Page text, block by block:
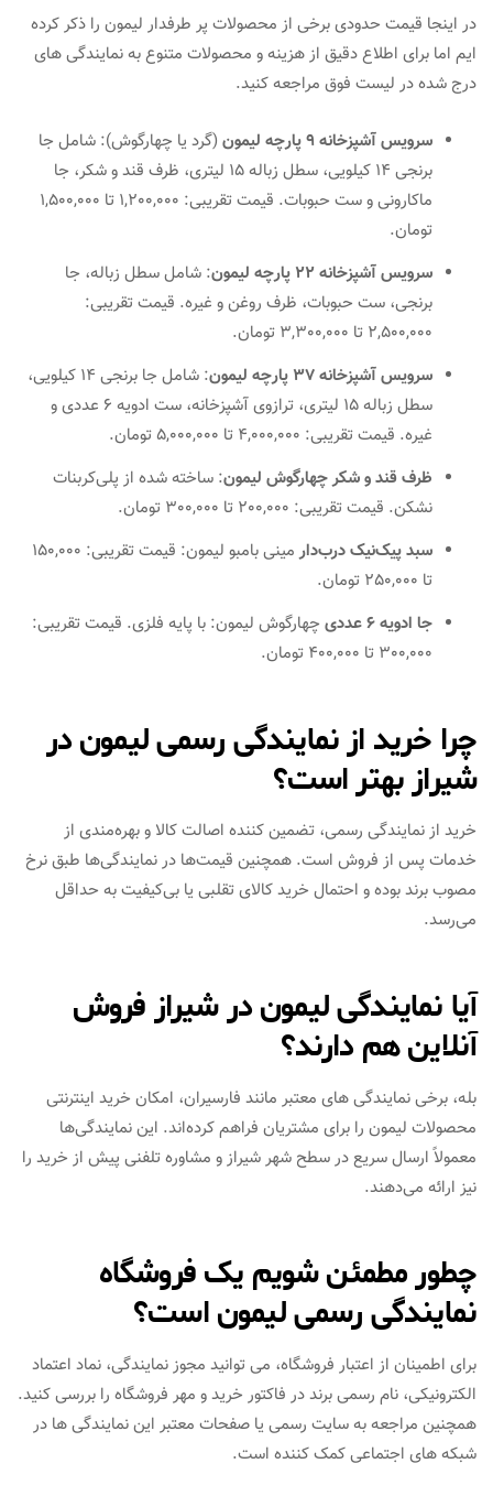
در اینجا قیمت حدودی برخی از محصولات پر طرفدار لیمون را ذکر کرده
ایم اما برای اطلاع دقیق از هزینه و محصولات متنوع به نمایندگی های
درج شده در لیست فوق مراجعه کنید.
سرویس آشپزخانه 9 پارچه لیمون
(گرد یا چهارگوش): شامل جا
برنجی 14 کیلویی، سطل زباله 15 لیتری، ظرف قند و شکر، جا
ماکارونی و ست حبوبات. قیمت تقریبی: 1,200,000 تا 1,500,000
تومان.
سرویس آشپزخانه 22 پارچه لیمون
: شامل سطل زباله، جا
برنجی، ست حبوبات، ظرف روغن و غیره. قیمت تقریبی:
2,500,000 تا 3,300,000 تومان.
سرویس آشپزخانه 37 پارچه لیمون
: شامل جا برنجی 14 کیلویی،
سطل زباله 15 لیتری، ترازوی آشپزخانه، ست ادویه 6 عددی و
غیره. قیمت تقریبی: 4,000,000 تا 5,000,000 تومان.
ظرف قند و شکر چهارگوش لیمون: ساخته شده از پلی‌کربنات
نشکن. قیمت تقریبی: 200,000 تا 300,000 تومان.
سبد پیک‌نیک درب‌دار
مینی بامبو لیمون: قیمت تقریبی: 150,000
تا 250,000 تومان.
جا ادویه 6 عددی
چهارگوش لیمون: با پایه فلزی. قیمت تقریبی:
300,000 تا 400,000 تومان.
چرا خرید از نمایندگی رسمی لیمون در
شیراز بهتر است؟
خرید از نمایندگی رسمی، تضمین‌ کننده اصالت کالا و بهره‌مندی از
خدمات پس از فروش است. همچنین قیمت‌ها در نمایندگی‌ها طبق نرخ
مصوب برند بوده و احتمال خرید کالای تقلبی یا بی‌کیفیت به حداقل
می‌رسد.
آیا نمایندگی‌ لیمون در شیراز فروش
آنلاین هم دارند؟
بله، برخی نمایندگی‌ های معتبر مانند فارسیران، امکان خرید اینترنتی
محصولات لیمون را برای مشتریان فراهم کرده‌اند. این نمایندگی‌ها
معمولاً ارسال سریع در سطح شهر شیراز و مشاوره تلفنی پیش از خرید را
نیز ارائه می‌دهند.
چطور مطمئن شویم یک فروشگاه
نمایندگی رسمی لیمون است؟
برای اطمینان از اعتبار فروشگاه، می‌ توانید مجوز نمایندگی، نماد اعتماد
الکترونیکی، نام رسمی برند در فاکتور خرید و مهر فروشگاه را بررسی کنید.
همچنین مراجعه به سایت رسمی یا صفحات معتبر این نمایندگی‌ ها در
شبکه‌ های اجتماعی کمک‌ کننده است.